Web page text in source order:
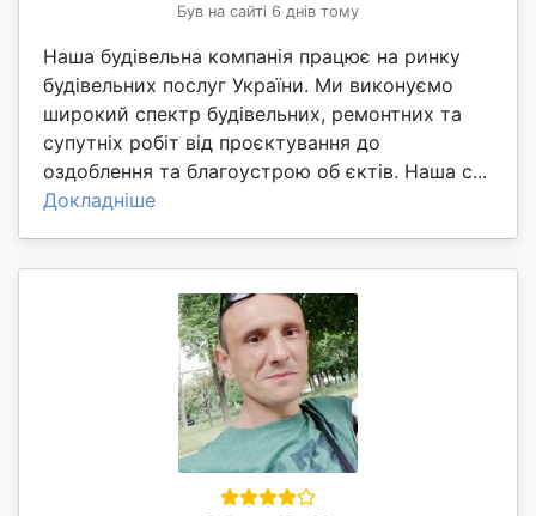
Був на сайті 6 днів тому
Наша будівельна компанія працює на ринку
будівельних послуг України. Ми виконуємо
широкий спектр будівельних, ремонтних та
супутніх робіт від проєктування до
оздоблення та благоустрою об єктів. Наша с...
Докладніше